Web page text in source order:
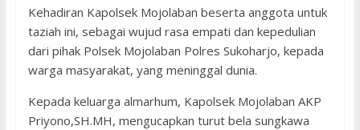
Kehadiran Kapolsek Mojolaban beserta anggota untuk
taziah ini, sebagai wujud rasa empati dan kepedulian
dari pihak Polsek Mojolaban Polres Sukoharjo, kepada
warga masyarakat, yang meninggal dunia.
Kepada keluarga almarhum, Kapolsek Mojolaban AKP
Priyono,SH.MH, mengucapkan turut bela sungkawa